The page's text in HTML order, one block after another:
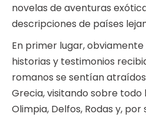
novelas de aventuras
descripciones de países
En primer lugar,
historias y testimonios
romanos se sentían
Grecia, visitando sobre todo
Olimpia, Delfos, Rodas y, por